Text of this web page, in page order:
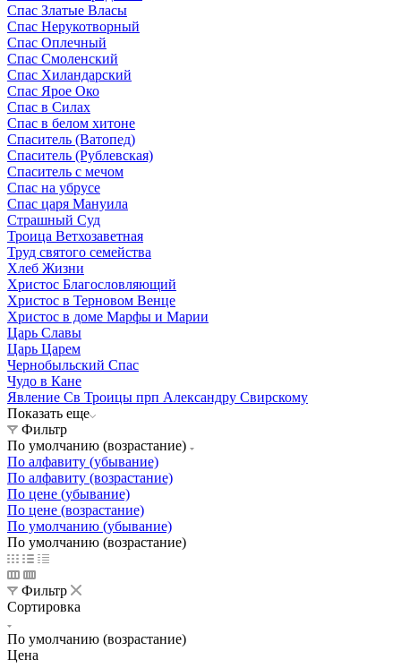
Спас Златые Власы
Спас Нерукотворный
Спас Оплечный
Спас Смоленский
Спас Хиландарский
Спас Ярое Око
Спас в Силах
Спас в белом хитоне
Спаситель (Ватопед)
Спаситель (Рублевская)
Спаситель с мечом
Спас на убрусе
Спас царя Мануила
Страшный Суд
Троица Ветхозаветная
Труд святого семейства
Хлеб Жизни
Христос Благословляющий
Христос в Терновом Венце
Христос в доме Марфы и Марии
Царь Славы
Царь Царем
Чернобыльский Спас
Чудо в Кане
Явление Св Троицы прп Александру Свирскому
Показать еще
Фильтр
По умолчанию (возрастание)
По алфавиту (убывание)
По алфавиту (возрастание)
По цене (убывание)
По цене (возрастание)
По умолчанию (убывание)
По умолчанию (возрастание)
Фильтр
Сортировка
По умолчанию (возрастание)
Цена